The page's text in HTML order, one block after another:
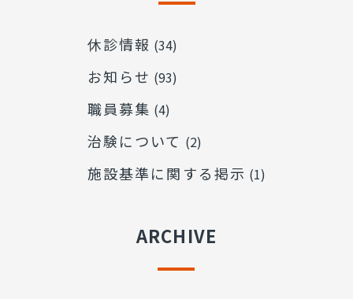
休診情報 (34)
お知らせ (93)
職員募集 (4)
治験について (2)
施設基準に関する掲示 (1)
ARCHIVE